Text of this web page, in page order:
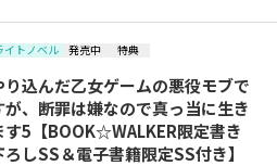
イトノベル 発売中 特典
り込んだ乙女ゲームの悪役モブで
が、断罪は嫌なので真っ当に生き
す5【BOOK☆WALKER限定書き
ろしSS＆電子書籍限定SS付き】